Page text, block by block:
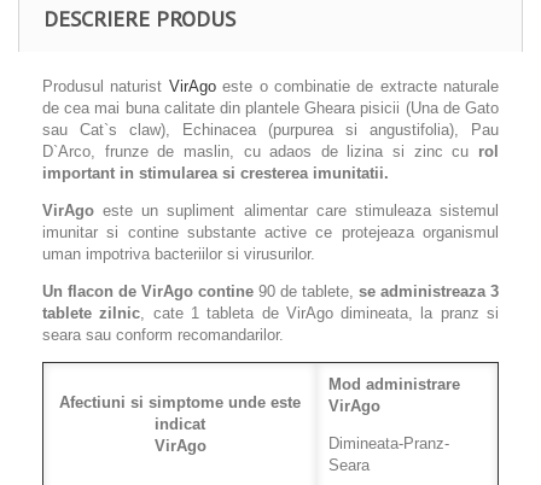
DESCRIERE PRODUS
Produsul naturist VirAgoeste o combinatie de extracte naturale
de cea mai buna calitate din plantele Gheara pisicii (Una de Gato
sau Cat`s claw), Echinacea (purpurea si angustifolia), Pau
D`Arco, frunze de maslin, cu adaos de lizina si zinc cu rol
important in stimularea si cresterea imunitatii.
VirAgo este un supliment alimentar care stimuleaza sistemul
imunitar si contine substante active ce protejeaza organismul
uman impotriva bacteriilor si virusurilor.
Un flacon de VirAgo contine 90 de tablete, se administreaza 3
tablete zilnic, cate 1 tableta de VirAgo dimineata, la pranz si
seara sau conform recomandarilor.
Afectiuni si simptome unde este
indicat
VirAgo
Mod administrare
VirAgo
Dimineata-Pranz-
Seara